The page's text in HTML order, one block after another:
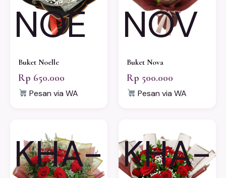
NOE
Buket Noelle
Rp 650.000
Pesan via WA
NOV
Buket Nova
Rp 500.000
Pesan via WA
KHA- KHA-